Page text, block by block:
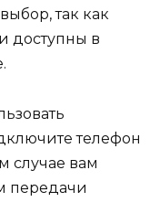
так как
доступны в
телефон
случае вам
передачи